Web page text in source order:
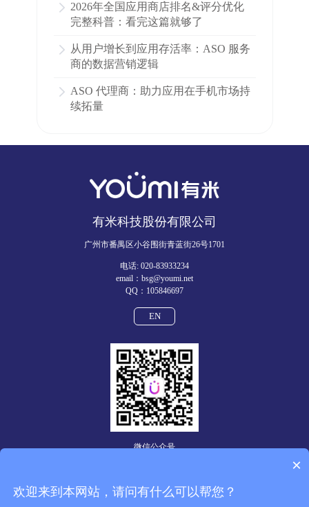
2026年全国应用商店排名&评分优化
完整科普：看完这篇就够了
从用户增长到应用存活率：ASO 服务
商的数据营销逻辑
ASO 代理商：助力应用在手机市场持
续拓量
有米科技股份有限公司
广州市番禺区小谷围街青蓝街26号1701
电话: 020-83933234
email：bsg@youmi.net
QQ：105846697
EN
微信公众号
© 2023 有米有量（广州）科技有限公司 版权所有 粤 ICP 备
19025486 号
×
欢迎来到本网站，请问有什么可以帮您？